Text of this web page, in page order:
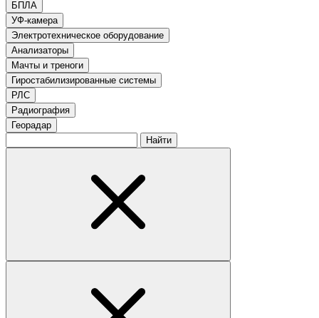
БПЛА
УФ-камера
Электротехническое оборудование
Анализаторы
Мачты и треноги
Гиростабилизированные системы
РЛС
Радиография
Георадар
Найти